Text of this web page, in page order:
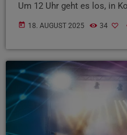
Um 12 Uhr geht es los, in
today 18. AUGUST 2025 34